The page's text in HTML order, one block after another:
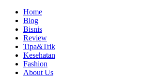
Home
Blog
Bisnis
Review
Tipa&Trik
Kesehatan
Fashion
About Us